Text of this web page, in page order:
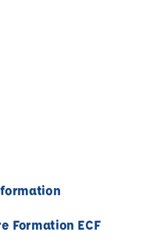
Formation ECF